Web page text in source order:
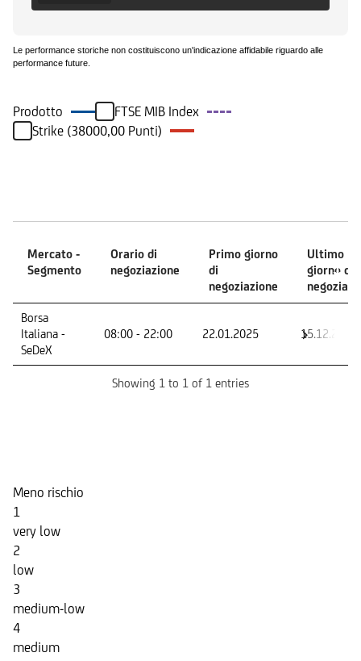
Le performance storiche non costituiscono un'indicazione affidabile riguardo alle
performance future.
Prodotto
FTSE MIB Index
Strike (38000,00 Punti)
Mercato -
Segmento
Orario di
negoziazione
Primo giorno
di
negoziazione
Ultimo
giorno di
Segmento
negoziazione
di
giorno di
Borsa
Italiana -
SeDeX
08:00 - 22:00 22.01.2025 15.12.2026
Showing 1 to 1 of 1 entries
Meno rischio
1
very low
2
low
3
medium-low
4
medium